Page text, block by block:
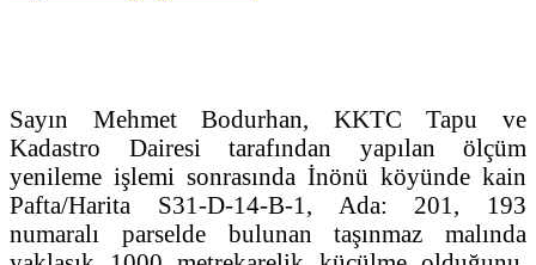
Sayın Mehmet Bodurhan, KKTC Tapu ve
Kadastro Dairesi tarafından yapılan ölçüm
yenileme işlemi sonrasında İnönü köyünde kain
Pafta/Harita S31-D-14-B-1, Ada: 201, 193
numaralı parselde bulunan taşınmaz malında